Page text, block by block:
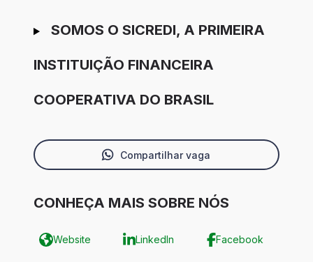
SOMOS O SICREDI, A PRIMEIRA
INSTITUIÇÃO FINANCEIRA
COOPERATIVA DO BRASIL
Compartilhar vaga
CONHEÇA MAIS SOBRE NÓS
Website LinkedIn Facebook